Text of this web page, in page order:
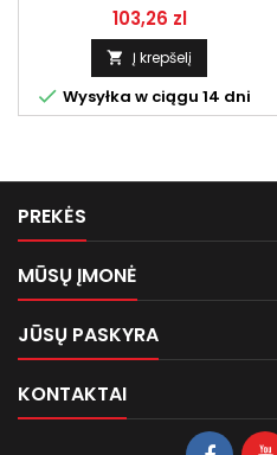
Kaina
103,26 zl
 Į krepšelį
 Wysyłka w ciągu 14 dni
PREKĖS
MŪSŲ ĮMONĖ
JŪSŲ PASKYRA
KONTAKTAI